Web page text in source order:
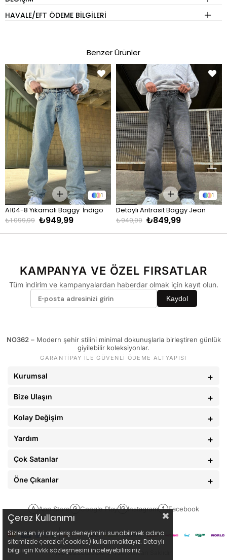
60 - 74 kg
75 - 84 kg M
85 - 89 kg L
90 - 110 kg XL
Pantolon
KİLO BEDEN
60 - 65 kg 29
66 - 71 kg 30
72 - 77 kg 31
78 - 82 kg 32
94 - 110 kg 36
HAVALE/EFT ÖDEME BILGILERI
Benzer Ürünler
1
A104-8 Yıkamalı Baggy  İndigo
₺949,99
₺1.099,99
1
Detaylı Antrasit Baggy Jean
₺849,99
₺949,99
KAMPANYA VE ÖZEL FIRSATLAR
Tüm indirim ve kampanyalardan haberdar olmak için kayıt olun.
Kaydol
NO362 – Modern şehir stilini minimal dokunuşlarla birleştiren günlük
giyilebilir koleksiyonlar.
GARANTİPAY İLE GÜVENLİ ÖDEME ALTYAPISI
Kurumsal
Bize Ulaşın
Kolay Değişim
Yardım
Çok Satanlar
Öne Çıkanlar
A App Store G Google Play IG Instagram f Facebook
NO362CLO.COM© Tüm Hakları Saklıdır
Çerez Kullanımı
Sizlere en iyi alışveriş deneyimini sunabilmek adına
sitemizde çerezler(cookies) kullanmaktayız. Detaylı
bilgi için Kvkk sözleşmesini inceleyebilirsiniz.